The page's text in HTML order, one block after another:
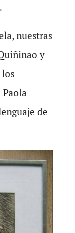
nuestras
y
de